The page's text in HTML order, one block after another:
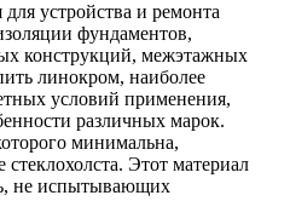
устройства и ремонта
фундаментов,
конструкций, межэтажных
линокром, наиболее
условий применения,
различных марок.
минимальна,
стеклохолста. Этот материал
не испытывающих